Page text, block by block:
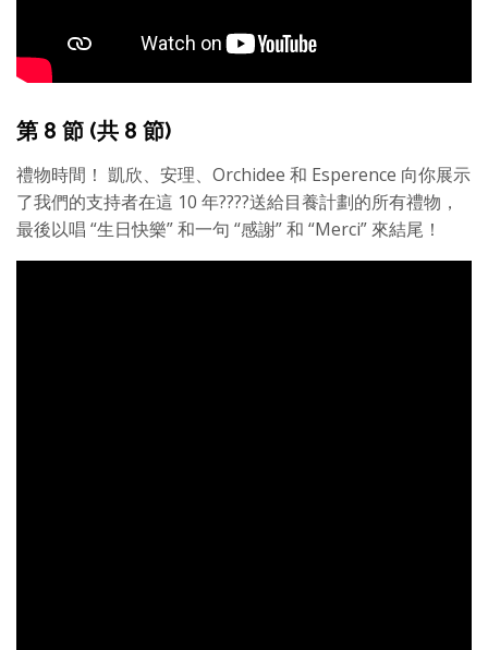
第 8 節 (共 8 節)
禮物時間！ 凱欣、安理、Orchidee 和 Esperence 向你展示
了我們的支持者在這 10 年????送給目養計劃的所有禮物，
最後以唱 “生日快樂” 和一句 “感謝” 和 “Merci” 來結尾！